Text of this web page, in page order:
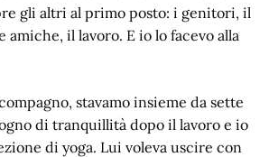
gli altri al primo posto: i genitori, il
amiche, il lavoro. E io lo facevo alla
stavamo insieme da sette
di tranquillità dopo il lavoro e io
di yoga. Lui voleva uscire con